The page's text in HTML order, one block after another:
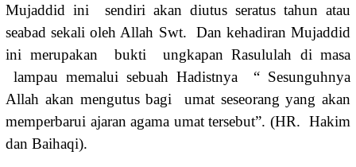
Mujaddid ini sendiri akan diutus seratus tahun atau
seabad sekali oleh Allah Swt. Dan kehadiran Mujaddid
ini merupakan bukti ungkapan Rasululah di masa
lampau memalui sebuah Hadistnya “ Sesunguhnya
Allah akan mengutus bagi umat seseorang yang akan
memperbarui ajaran agama umat tersebut”. (HR. Hakim
dan Baihaqi).